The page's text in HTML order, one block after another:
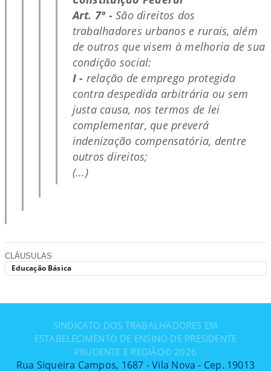
Art. 7º -São direitos dos
trabalhadores urbanos e rurais, além
de outros que visem à melhoria de sua
condição social:
I - relação de emprego protegida
contra despedida arbitrária ou sem
justa causa, nos termos de lei
complementar, que preverá
indenização compensatória, dentre
outros direitos;
(...)
CLÁUSULAS
Educação Básica
SINDICATO DOS TRABALHADORES EM
ESTABELECIMENTO DE ENSINO DE PRESIDENTE
PRUDENTE E REGIÃO© 2026
Rua Siqueira Campos, 1687 - Vila Nova - Cep. 19013